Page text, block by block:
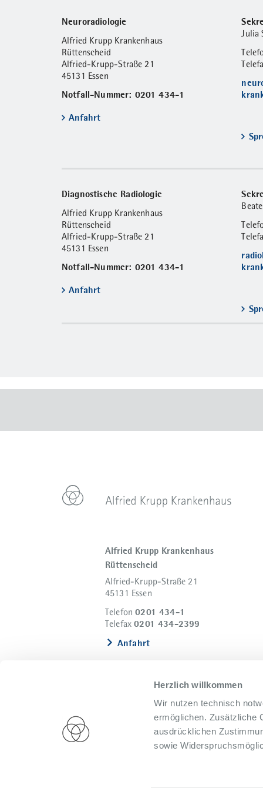
Herzlich willkommen
Wir nutzen technisch
ermöglichen. Zusätzliche
ausdrücklichen
sowie
Neuroradiologie
Alfried Krupp Krankenhaus
Rüttenscheid
Alfried-Krupp-Straße 21
45131 Essen
Notfall-Nummer: 0201 434-1
Anfahrt
Julia
Diagnostische Radiologie
Alfried Krupp Krankenhaus
Rüttenscheid
Alfried-Krupp-Straße 21
45131 Essen
Notfall-Nummer: 0201 434-1
Anfahrt
Alfried Krupp Krankenhaus
Rüttenscheid
Alfried-Krupp-Straße 21
45131 Essen
Telefon0201 434-1
Telefax0201 434-2399
Anfahrt
Datenschutz Presse